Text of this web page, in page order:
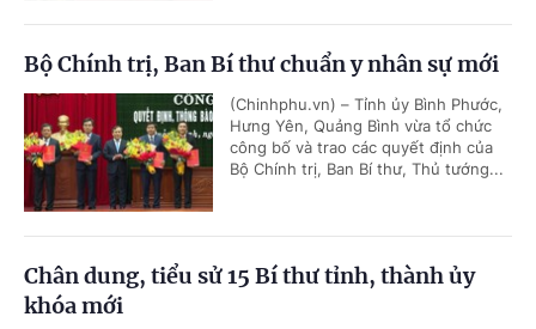
Bộ Chính trị, Ban Bí thư chuẩn y nhân sự mới
(Chinhphu.vn) – Tỉnh ủy Bình Phước,
Hưng Yên, Quảng Bình vừa tổ chức
công bố và trao các quyết định của
Bộ Chính trị, Ban Bí thư, Thủ tướng...
Chân dung, tiểu sử 15 Bí thư tỉnh, thành ủy
khóa mới